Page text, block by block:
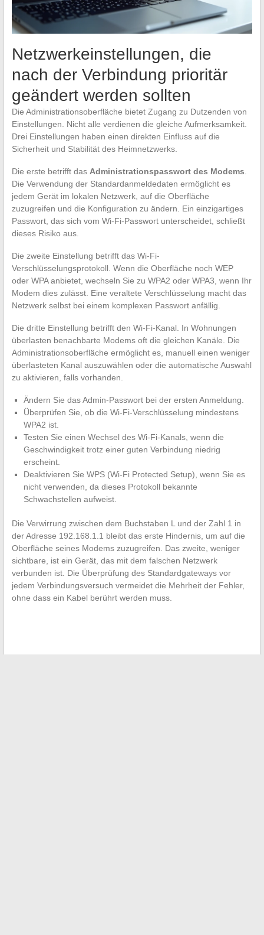
Netzwerkeinstellungen, die
nach der Verbindung prioritär
geändert werden sollten
Die Administrationsoberfläche bietet Zugang zu Dutzenden von
Einstellungen. Nicht alle verdienen die gleiche Aufmerksamkeit.
Drei Einstellungen haben einen direkten Einfluss auf die
Sicherheit und Stabilität des Heimnetzwerks.
Die erste betrifft das Administrationspasswort des Modems.
Die Verwendung der Standardanmeldedaten ermöglicht es
jedem Gerät im lokalen Netzwerk, auf die Oberfläche
zuzugreifen und die Konfiguration zu ändern. Ein einzigartiges
Passwort, das sich vom Wi-Fi-Passwort unterscheidet, schließt
dieses Risiko aus.
Die zweite Einstellung betrifft das Wi-Fi-
Verschlüsselungsprotokoll. Wenn die Oberfläche noch WEP
oder WPA anbietet, wechseln Sie zu WPA2 oder WPA3, wenn Ihr
Modem dies zulässt. Eine veraltete Verschlüsselung macht das
Netzwerk selbst bei einem komplexen Passwort anfällig.
Die dritte Einstellung betrifft den Wi-Fi-Kanal. In Wohnungen
überlasten benachbarte Modems oft die gleichen Kanäle. Die
Administrationsoberfläche ermöglicht es, manuell einen weniger
überlasteten Kanal auszuwählen oder die automatische Auswahl
zu aktivieren, falls vorhanden.
Ändern Sie das Admin-Passwort bei der ersten Anmeldung.
Überprüfen Sie, ob die Wi-Fi-Verschlüsselung mindestens
WPA2 ist.
Testen Sie einen Wechsel des Wi-Fi-Kanals, wenn die
Geschwindigkeit trotz einer guten Verbindung niedrig
erscheint.
Deaktivieren Sie WPS (Wi-Fi Protected Setup), wenn Sie es
nicht verwenden, da dieses Protokoll bekannte
Schwachstellen aufweist.
Die Verwirrung zwischen dem Buchstaben L und der Zahl 1 in
der Adresse 192.168.1.1 bleibt das erste Hindernis, um auf die
Oberfläche seines Modems zuzugreifen. Das zweite, weniger
sichtbare, ist ein Gerät, das mit dem falschen Netzwerk
verbunden ist. Die Überprüfung des Standardgateways vor
jedem Verbindungsversuch vermeidet die Mehrheit der Fehler,
ohne dass ein Kabel berührt werden muss.